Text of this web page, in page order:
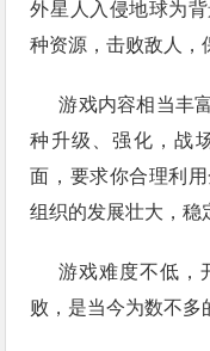
外星人入侵地球为
种资源，击败敌人，
游戏内容相当丰
种升级、强化，战
面，要求你合理利
组织的发展壮大，稳
游戏难度不低，
败，是当今为数不多